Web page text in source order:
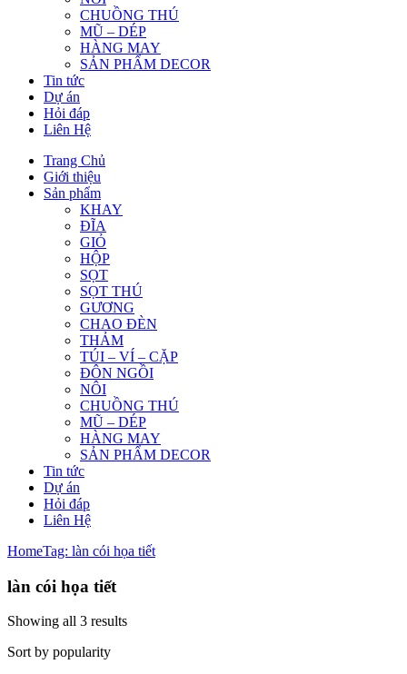
CHUỒNG THÚ
MŨ – DÉP
HÀNG MAY
SẢN PHẨM DECOR
Tin tức
Dự án
Hỏi đáp
Liên Hệ
Trang Chủ
Giới thiệu
Sản phẩm
KHAY
ĐĨA
GIỎ
HỘP
SỌT
SỌT THÚ
GƯƠNG
CHAO ĐÈN
THẢM
TÚI – VÍ – CẶP
ĐÔN NGỒI
NÔI
CHUỒNG THÚ
MŨ – DÉP
HÀNG MAY
SẢN PHẨM DECOR
Tin tức
Dự án
Hỏi đáp
Liên Hệ
HomeTag: làn cói họa tiết
làn cói họa tiết
Showing all 3 results
Sort by popularity